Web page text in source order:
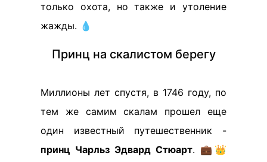
только охота, но также и утоление
жажды. 💧
Принц на скалистом берегу
Миллионы лет спустя, в 1746 году, по
тем же самим скалам прошел еще
один известный путешественник -
принц Чарльз Эдвард Стюарт. 💼👑